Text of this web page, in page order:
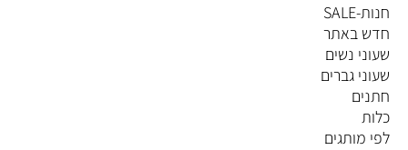
חנות-SALE
חדש באתר
שעוני נשים
שעוני גברים
חתנים
כלות
לפי מותגים